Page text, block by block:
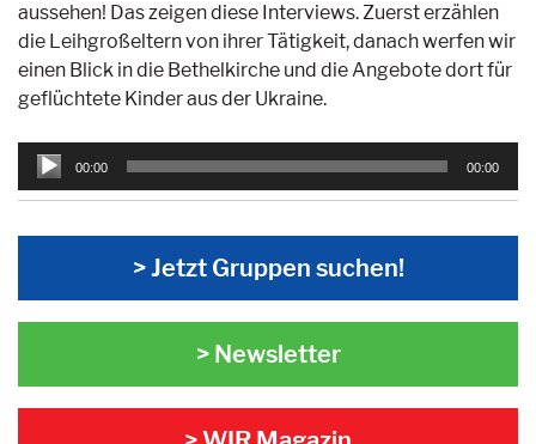
aussehen! Das zeigen diese Interviews. Zuerst erzählen
die Leihgroßeltern von ihrer Tätigkeit, danach werfen wir
einen Blick in die Bethelkirche und die Angebote dort für
geflüchtete Kinder aus der Ukraine.
Audio-
Player
00:00 00:00
> Jetzt Gruppen suchen!
> Newsletter